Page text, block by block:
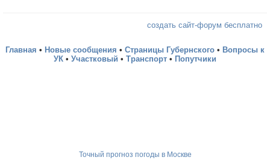
создать сайт-форум бесплатно
Главная • Новые сообщения • Страницы Губернского • Вопросы к
УК • Участковый • Транспорт • Попутчики
Точный прогноз погоды в Москве